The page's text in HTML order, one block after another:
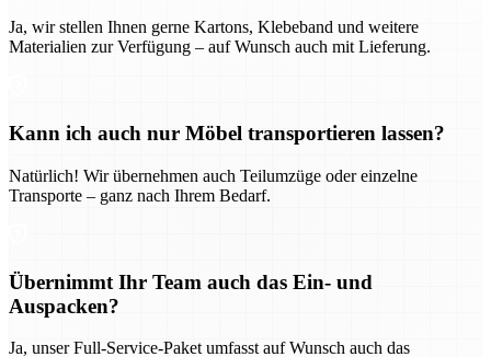
Ja, wir stellen Ihnen gerne Kartons, Klebeband und weitere
Materialien zur Verfügung – auf Wunsch auch mit Lieferung.
Kann ich auch nur Möbel transportieren lassen?
Natürlich! Wir übernehmen auch Teilumzüge oder einzelne
Transporte – ganz nach Ihrem Bedarf.
Übernimmt Ihr Team auch das Ein- und
Auspacken?
Ja, unser Full-Service-Paket umfasst auf Wunsch auch das